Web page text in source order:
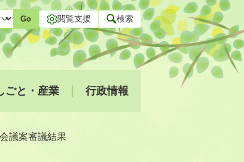
Go 閲覧支援 検索
ごと・産業 行政情報
議案審議結果